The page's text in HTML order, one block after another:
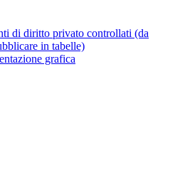
di diritto privato controllati (da
in tabelle)
grafica